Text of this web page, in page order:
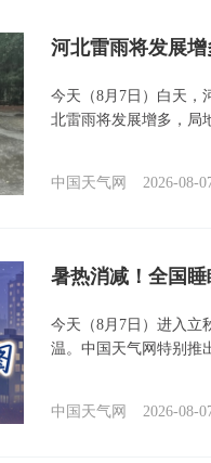
河北雷雨将发展
今天（8月7日）白天，
北雷雨将发展增多，局
中国天气网 2026-08-
暑热消减！全国
今天（8月7日）进入立
温。中国天气网特别推
中国天气网 2026-08-